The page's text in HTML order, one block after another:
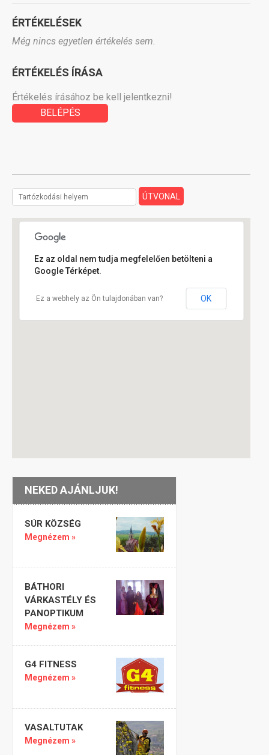
ÉRTÉKELÉSEK
Még nincs egyetlen értékelés sem.
ÉRTÉKELÉS ÍRÁSA
Értékelés írásához be kell jelentkezni!
BELÉPÉS
Ez az oldal nem tudja megfelelően betölteni a
Google Térképet.
Ez a webhely az Ön tulajdonában van? OK
NEKED AJÁNLJUK!
SÚR KÖZSÉG
Megnézem »
BÁTHORI
VÁRKASTÉLY ÉS
PANOPTIKUM
Megnézem »
G4 FITNESS
Megnézem »
VASALTUTAK
Megnézem »